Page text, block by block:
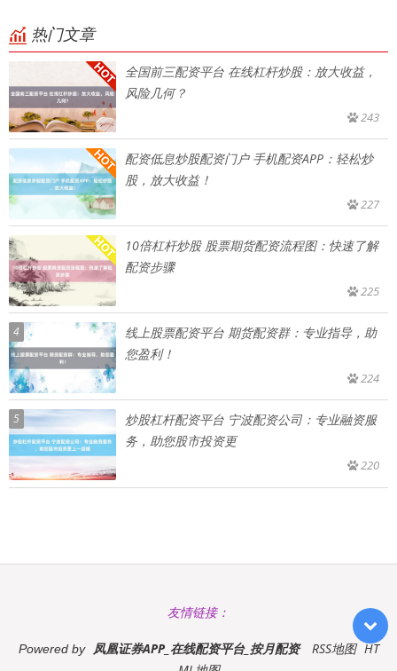
热门文章
全国前三配资平台 在线杠杆炒股：放大收益，
风险几何？
243
配资低息炒股配资门户 手机配资APP：轻松炒
股，放大收益！
227
10倍杠杆炒股 股票期货配资流程图：快速了解
配资步骤
225
4
线上股票配资平台 期货配资群：专业指导，助
您盈利！
224
5
炒股杠杆配资平台 宁波配资公司：专业融资服
务，助您股市投资更
220
友情链接：
Powered by 凤凰证券APP_在线配资平台_按月配资 RSS地图 HT